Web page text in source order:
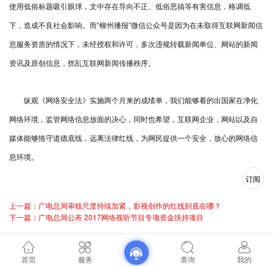
使用低俗标题吸引眼球，文中存在导向不正、低俗恶搞等有害信息，格调低
下，造成不良社会影响。而“柳州播报”微信公众号是因为在未取得互联网新闻信
息服务资质的情况下，未经授权和许可，多次违规转载新闻单位、网站的新闻
资讯及原创信息，扰乱互联网新闻传播秩序。
纵观《网络安全法》实施两个月来的成绩单，我们能够看的出国家在净化
网络环境，监管网络信息放面的决心，同时也希望，互联网企业，网站以及自
媒体能够恪守道德底线，远离法律红线，为网民提供一个安全，放心的网络信
息环境。
上一篇：广电总局审核尺度持续加紧，影视创作的红线到底在哪？
下一篇：广电总局公布 2017网络视听节目专项资金扶持项目
首页 服务 查询 我的
订阅